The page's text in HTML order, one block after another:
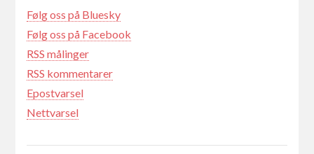
Følg oss på Bluesky
Følg oss på Facebook
RSS målinger
RSS kommentarer
Epostvarsel
Nettvarsel